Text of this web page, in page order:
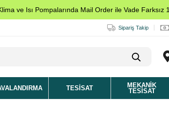
ve Isı Pompalarında Mail Order ile Vade Farksız
Sipariş Takip
TESISAT
MEKANIK
TESISAT